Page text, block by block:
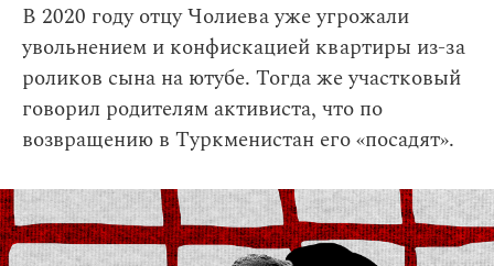
В 2020 году отцу Чолиева уже угрожали
увольнением и конфискацией квартиры из-за
роликов сына на ютубе. Тогда же участковый
говорил родителям активиста, что по
возвращению в Туркменистан его «посадят».